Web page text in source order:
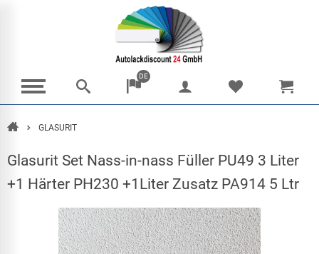
DE
Home GLASURIT
Glasurit Set Nass-in-nass Füller PU49 3 Liter
+1 Härter PH230 +1Liter Zusatz PA914 5 Ltr